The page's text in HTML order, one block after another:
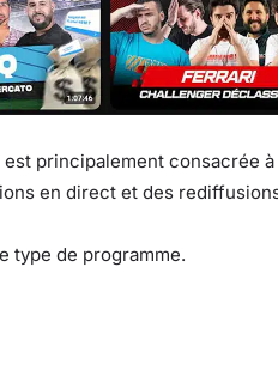
est principalement consacrée
en direct et des
type de programme.